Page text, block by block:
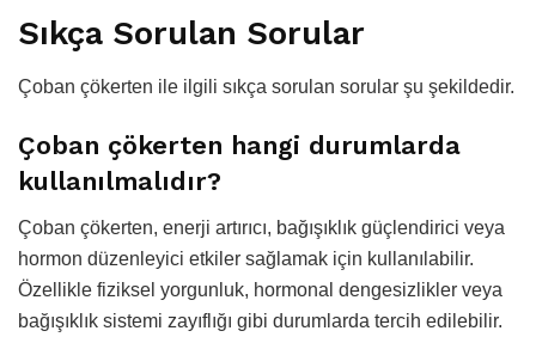
Sıkça Sorulan Sorular
Çoban çökerten ile ilgili sıkça sorulan sorular şu şekildedir.
Çoban çökerten hangi durumlarda
kullanılmalıdır?
Çoban çökerten, enerji artırıcı, bağışıklık güçlendirici veya
hormon düzenleyici etkiler sağlamak için kullanılabilir.
Özellikle fiziksel yorgunluk, hormonal dengesizlikler veya
bağışıklık sistemi zayıflığı gibi durumlarda tercih edilebilir.